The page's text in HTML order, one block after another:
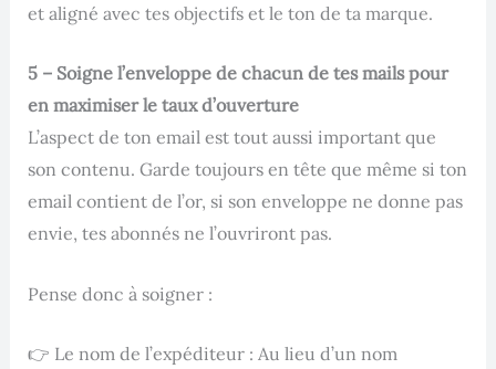
et aligné avec tes objectifs et le ton de ta marque.
5 – Soigne l’enveloppe de chacun de tes mails pour
en maximiser le taux d’ouverture
L’aspect de ton email est tout aussi important que
son contenu. Garde toujours en tête que même si ton
email contient de l’or, si son enveloppe ne donne pas
envie, tes abonnés ne l’ouvriront pas.
Pense donc à soigner :
👉 Le nom de l’expéditeur : Au lieu d’un nom